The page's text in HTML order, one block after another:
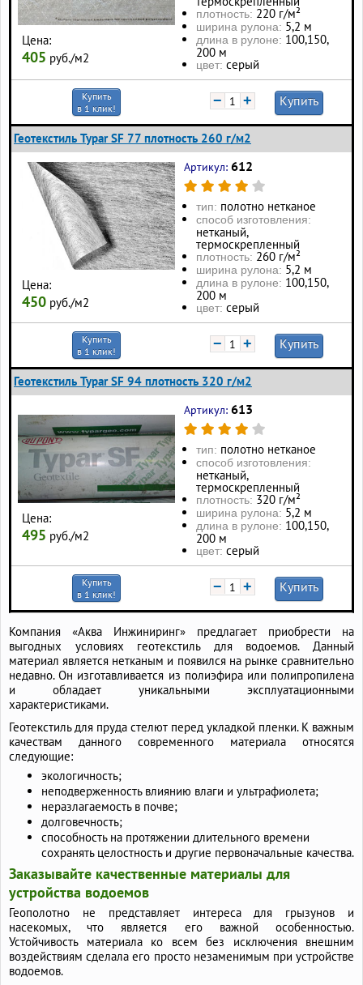
Цена:
405 руб./м2
плотность: 220 г/м²
ширина рулона: 5,2 м
длина в рулоне: 100, 150,
200 м
цвет: серый
Купить
в 1 клик!
− + Купить
Геотекстиль Typar SF 77 плотность 260 г/м2
Цена:
450 руб./м2
Артикул: 612
тип: полотно нетканое
способ изготовления:
нетканый,
термоскрепленный
плотность: 260 г/м²
ширина рулона: 5,2 м
длина в рулоне: 100, 150,
200 м
цвет: серый
Купить
в 1 клик!
− + Купить
Геотекстиль Typar SF 94 плотность 320 г/м2
Цена:
495 руб./м2
Артикул: 613
тип: полотно нетканое
способ изготовления:
нетканый,
термоскрепленный
плотность: 320 г/м²
ширина рулона: 5,2 м
длина в рулоне: 100, 150,
200 м
цвет: серый
Купить
в 1 клик!
− + Купить
Компания «Аква Инжиниринг» предлагает приобрести на
выгодных условиях геотекстиль для водоемов. Данный
материал является нетканым и появился на рынке сравнительно
недавно. Он изготавливается из полиэфира или полипропилена
и обладает уникальными эксплуатационными
характеристиками.
Геотекстиль для пруда стелют перед укладкой пленки. К важным
качествам данного современного материала относятся
следующие:
экологичность;
неподверженность влиянию влаги и ультрафиолета;
неразлагаемость в почве;
долговечность;
способность на протяжении длительного времени
сохранять целостность и другие первоначальные качества.
Заказывайте качественные материалы для
устройства водоемов
Геополотно не представляет интереса для грызунов и
насекомых, что является его важной особенностью.
Устойчивость материала ко всем без исключения внешним
воздействиям сделала его просто незаменимым при устройстве
водоемов.